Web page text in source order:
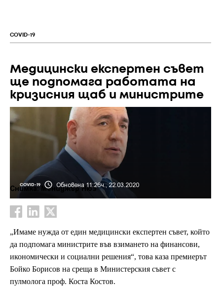
COVID-19
Медицински експертен съвет
ще подпомага работата на
кризисния щаб и министрите
COVID-19 Обновена 11:26ч., 22.03.2020
Снимка: Мениджър Нюз
„Имаме нужда от един медицински експертен съвет, който
да подпомага министрите във взимането на финансови,
икономически и социални решения“, това каза премиерът
Бойко Борисов на среща в Министерския съвет с
пулмолога проф. Коста Костов.